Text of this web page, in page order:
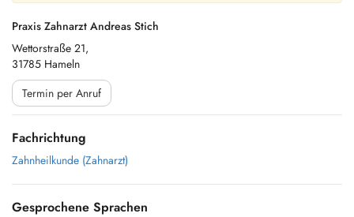
Praxis Zahnarzt Andreas Stich
Wettorstraße 21,
31785 Hameln
Termin per Anruf
Fachrichtung
Zahnheilkunde (Zahnarzt)
Gesprochene Sprachen